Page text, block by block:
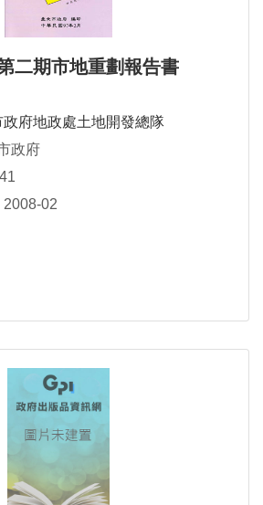
二期市地重劃報告書
政府地政處土地開發總隊
政府
02